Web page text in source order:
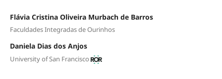
Flávia Cristina Oliveira Murbach de Barros
Faculdades Integradas de Ourinhos
Daniela Dias dos Anjos
University of San Francisco